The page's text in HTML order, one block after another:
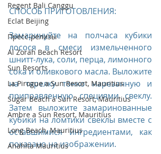
Regent Bali Canggu
Eclat Beijing
Пресс-релизы
Al Zorah Beach Resort
Sun Resorts
La Pirogue a Sun Resort, Mauritius
Sugar Beach a Sun Resort, Mauritius
Ambre a Sun Resort, Mauritius
Long Beach, Mauritius
Anahita Mauritius
СПОСОБ ПРИГОТОВЛЕНИЯ:
Замаринуйте на полчаса кубики
лосося в смеси измельченного
шнитт-лука, соли, перца, лимонного
сока и оливкового масла. Выложите
на тарелку тонко нарезанную и
приправленную специями свеклу.
Затем выложите замаринованные
кубики на ломтики свеклы вместе с
оставшимися ингредиентами, как
показано на изображении.